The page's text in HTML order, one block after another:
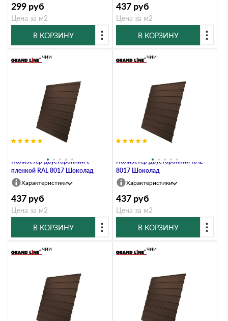
299 руб
Цена за м2
В КОРЗИНУ
437 руб
Цена за м2
В КОРЗИНУ
Полиэстер двусторонний с
пленкой RAL 8017 Шоколад
В наличии
Характеристики
437 руб
Цена за м2
В КОРЗИНУ
Полиэстер двусторонний RAL
8017 Шоколад
В наличии
Характеристики
437 руб
Цена за м2
В КОРЗИНУ
В наличии В наличии